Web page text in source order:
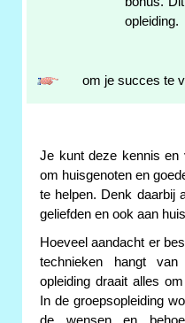
opleiding.
om je succes te
Je kunt deze kennis en
om huisgenoten en
te helpen. Denk daarbij
geliefden en ook aan
Hoeveel aandacht er
technieken hangt
opleiding draait alles
In de groepsopleiding